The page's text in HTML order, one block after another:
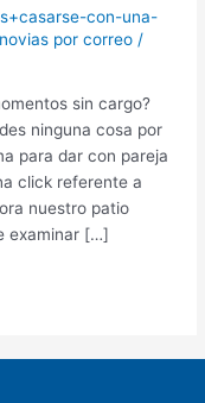
con-una-
por correo /
sin cargo?
ninguna cosa por
para dar con pareja
click referente a
nuestro patio
examinar […]